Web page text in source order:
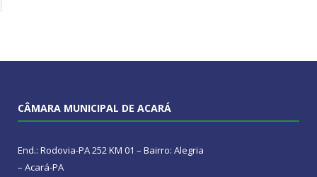
CÂMARA MUNICIPAL DE ACARÁ
End.: Rodovia-PA 252 KM 01 – Bairro: Alegria
– Acará-PA